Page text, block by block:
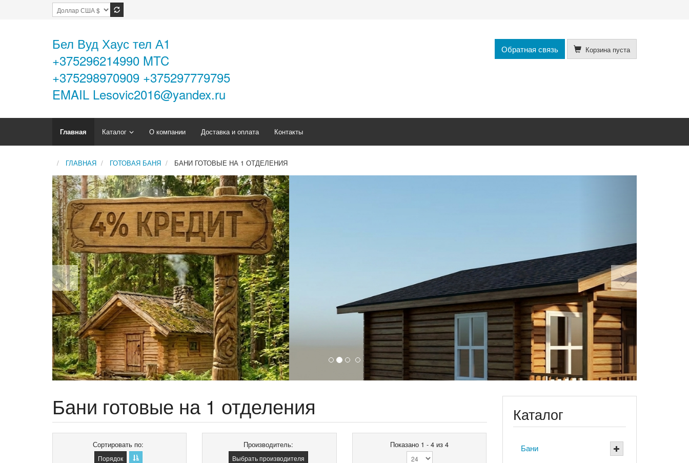
Бел Вуд Хаус тел А1
+375296214990 MTC
+375298970909 +375297779795
EMAIL Lesovic2016@yandex.ru
Обратная связь Корзина пуста
Главная Каталог О компании Доставка и оплата Контакты
ГЛАВНАЯ ГОТОВАЯ БАНЯ БАНИ ГОТОВЫЕ НА 1 ОТДЕЛЕНИЯ
Previous
Бани готовые на 1 отделения
Сортировать по
Порядок
Производитель:
Выбрать производителя
Показано 1 - 4 из 4
Каталог
Бани